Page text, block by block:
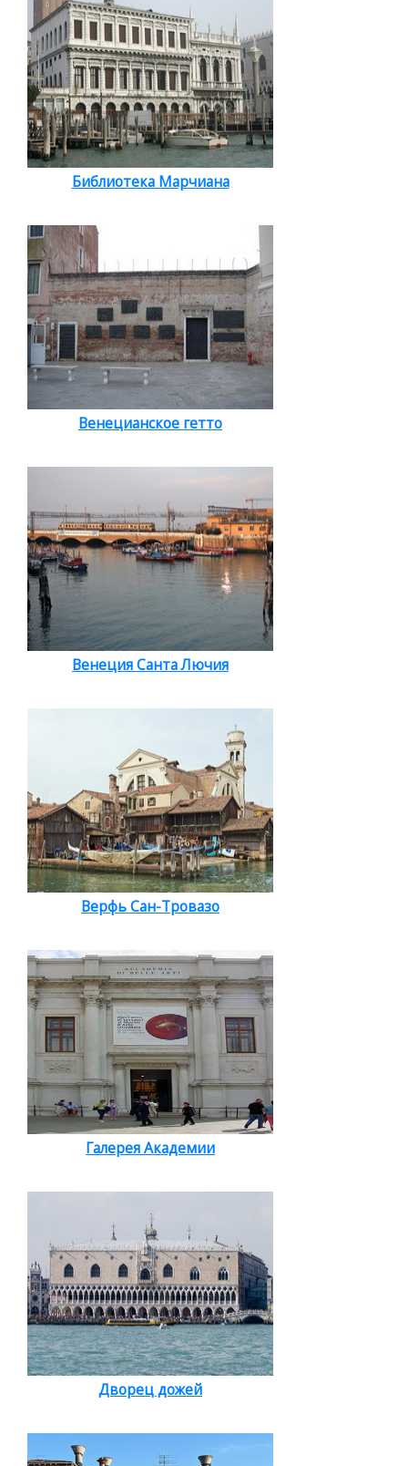
Библиотека Марчиана
Венецианское гетто
Венеция Санта Лючия
Верфь Сан-Тровазо
Галерея Академии
Дворец дожей